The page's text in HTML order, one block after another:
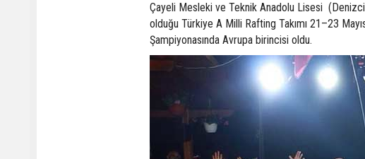
Çayeli Mesleki ve Teknik Anadolu Lisesi
olduğu Türkiye A Milli Rafting Takımı 21–23
Şampiyonasında Avrupa birincisi oldu.